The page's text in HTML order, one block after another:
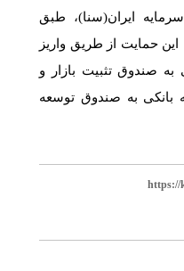
ایران(سنا)، طبق
حمایت از طریق واریز
صندوق تثبیت بازار و
بانکی به صندوق توسعه
https://